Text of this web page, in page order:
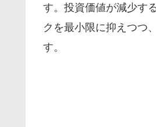
す。投資価値が減少す
クを最小限に抑えつつ
す。